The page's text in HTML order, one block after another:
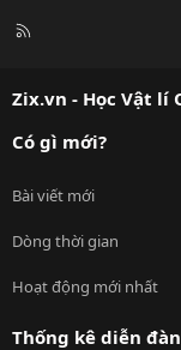
R
Zix.vn - Học Vật lí
Có gì mới?
Bài viết mới
Dòng thời gian
Hoạt động mới nhất
Thống kê diễn đàn